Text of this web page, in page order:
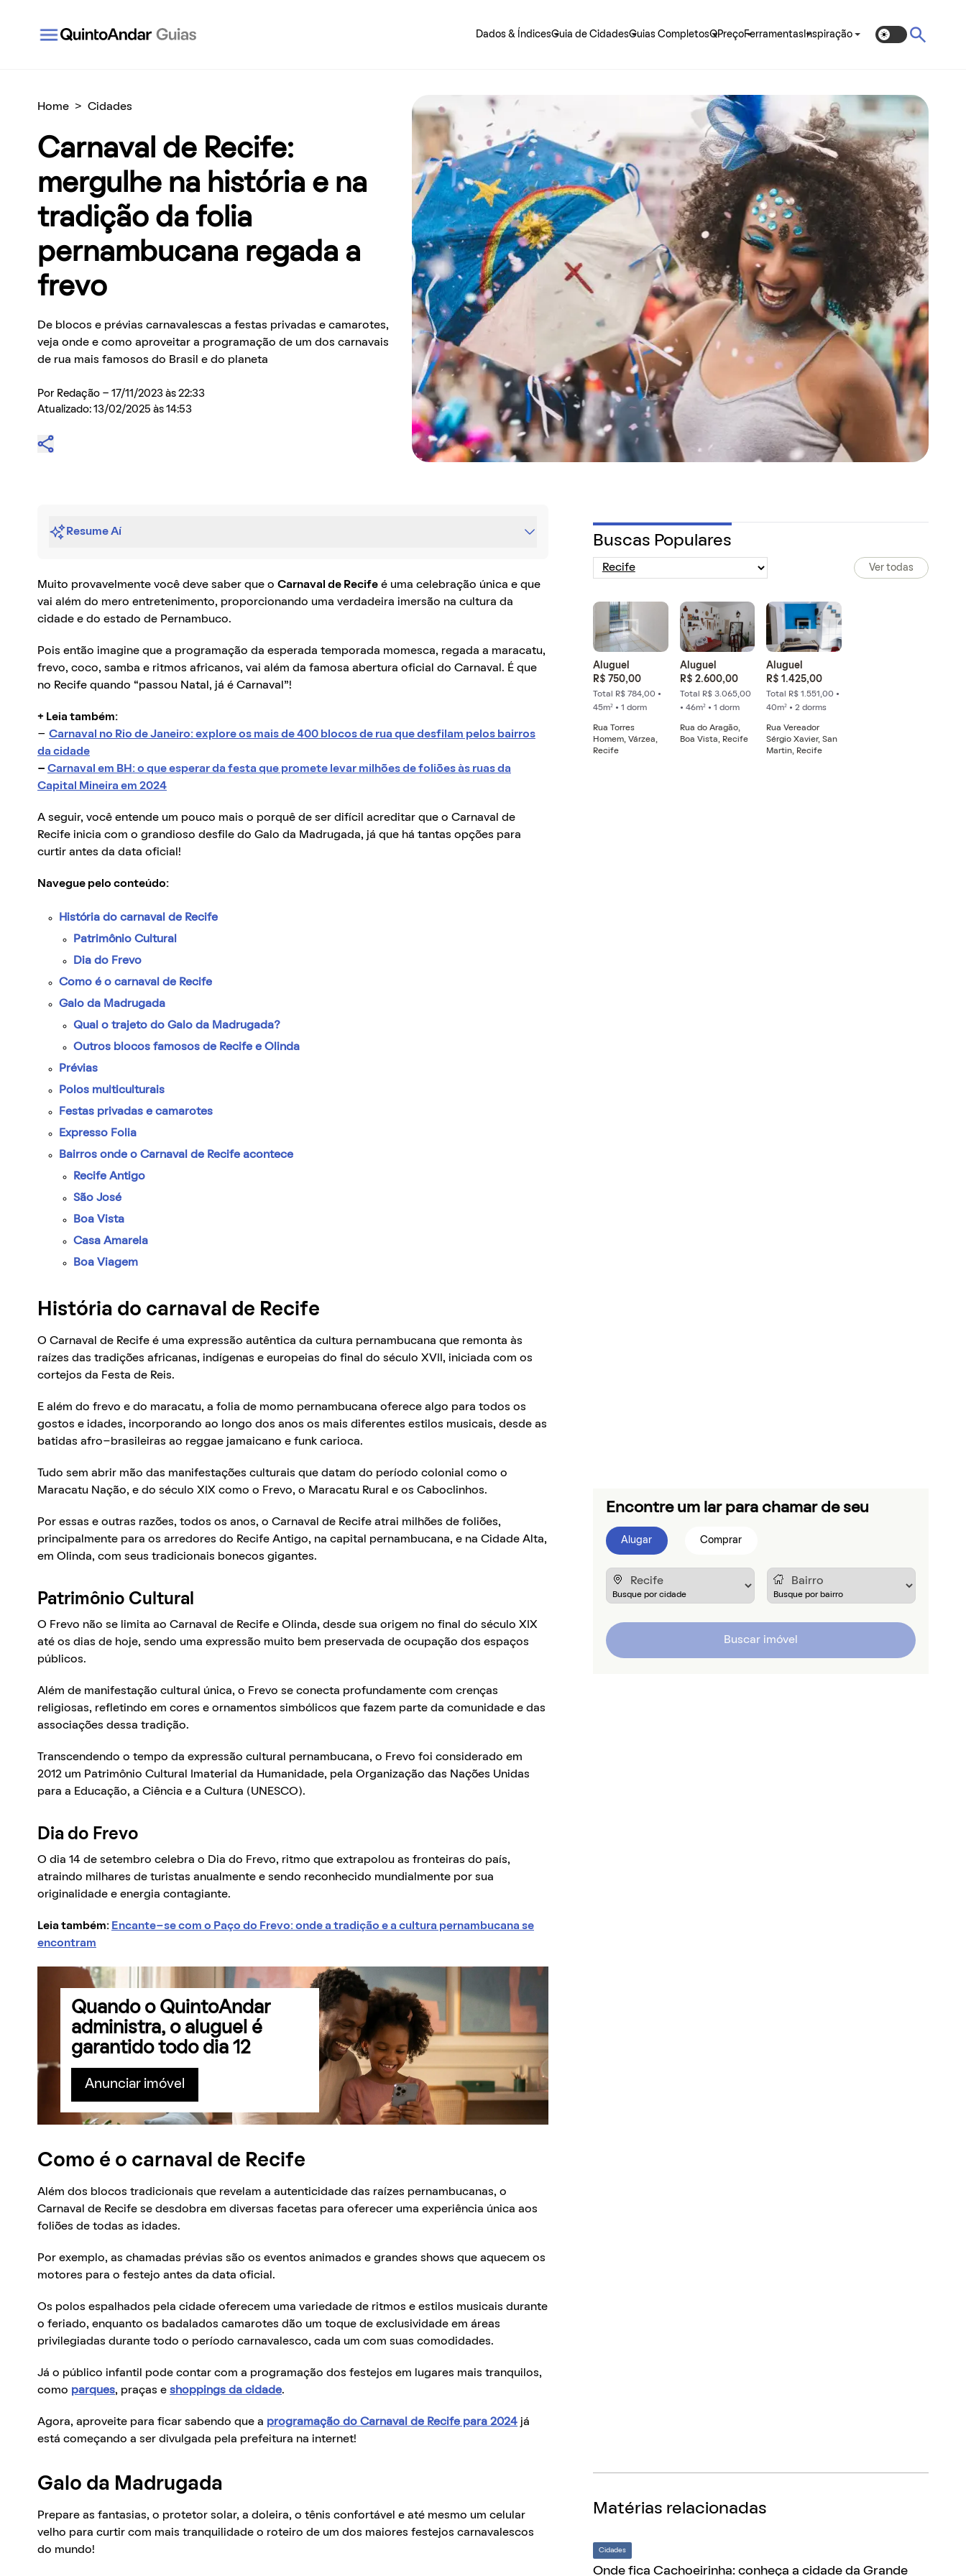
Dados & ÍndicesGuia de CidadesGuias CompletosQPreçoFerramentas Inspiração
Home > Cidades
Carnaval de Recife:
mergulhe na história e na
tradição da folia
pernambucana regada a
frevo
De blocos e prévias carnavalescas a festas privadas e camarotes,
veja onde e como aproveitar a programação de um dos carnavais
de rua mais famosos do Brasil e do planeta
Por Redação - 17/11/2023 às 22:33
Atualizado: 13/02/2025 às 14:53
Resume Aí
Muito provavelmente você deve saber que o Carnaval de Recife é uma celebração única e que
vai além do mero entretenimento, proporcionando uma verdadeira imersão na cultura da
cidade e do estado de Pernambuco.
Pois então imagine que a programação da esperada temporada momesca, regada a maracatu,
frevo, coco, samba e ritmos africanos, vai além da famosa abertura oficial do Carnaval. É que
no Recife quando “passou Natal, já é Carnaval”!
+ Leia também:
– Carnaval no Rio de Janeiro: explore os mais de 400 blocos de rua que desfilam pelos bairros
da cidade
– Carnaval em BH: o que esperar da festa que promete levar milhões de foliões às ruas da
Capital Mineira em 2024
A seguir, você entende um pouco mais o porquê de ser difícil acreditar que o Carnaval de
Recife inicia com o grandioso desfile do Galo da Madrugada, já que há tantas opções para
curtir antes da data oficial!
Navegue pelo conteúdo:
História do carnaval de Recife
Patrimônio Cultural
Dia do Frevo
Como é o carnaval de Recife
Galo da Madrugada
Qual o trajeto do Galo da Madrugada?
Outros blocos famosos de Recife e Olinda
Prévias
Polos multiculturais
Festas privadas e camarotes
Expresso Folia
Bairros onde o Carnaval de Recife acontece
Recife Antigo
São José
Boa Vista
Casa Amarela
Boa Viagem
História do carnaval de Recife
O Carnaval de Recife é uma expressão autêntica da cultura pernambucana que remonta às
raízes das tradições africanas, indígenas e europeias do final do século XVII, iniciada com os
cortejos da Festa de Reis.
E além do frevo e do maracatu, a folia de momo pernambucana oferece algo para todos os
gostos e idades, incorporando ao longo dos anos os mais diferentes estilos musicais, desde as
batidas afro-brasileiras ao reggae jamaicano e funk carioca.
Tudo sem abrir mão das manifestações culturais que datam do período colonial como o
Maracatu Nação, e do século XIX como o Frevo, o Maracatu Rural e os Caboclinhos.
Por essas e outras razões, todos os anos, o Carnaval de Recife atrai milhões de foliões,
principalmente para os arredores do Recife Antigo, na capital pernambucana, e na Cidade Alta,
em Olinda, com seus tradicionais bonecos gigantes.
Patrimônio Cultural
O Frevo não se limita ao Carnaval de Recife e Olinda, desde sua origem no final do século XIX
até os dias de hoje, sendo uma expressão muito bem preservada de ocupação dos espaços
públicos.
Além de manifestação cultural única, o Frevo se conecta profundamente com crenças
religiosas, refletindo em cores e ornamentos simbólicos que fazem parte da comunidade e das
associações dessa tradição.
Transcendendo o tempo da expressão cultural pernambucana, o Frevo foi considerado em
2012 um Patrimônio Cultural Imaterial da Humanidade, pela Organização das Nações Unidas
para a Educação, a Ciência e a Cultura (UNESCO).
Dia do Frevo
O dia 14 de setembro celebra o Dia do Frevo, ritmo que extrapolou as fronteiras do país,
atraindo milhares de turistas anualmente e sendo reconhecido mundialmente por sua
originalidade e energia contagiante.
Leia também: Encante-se com o Paço do Frevo: onde a tradição e a cultura pernambucana se
encontram
Quando o QuintoAndar
administra, o aluguel é
garantido todo dia 12
Anunciar imóvel
Como é o carnaval de Recife
Além dos blocos tradicionais que revelam a autenticidade das raízes pernambucanas, o
Carnaval de Recife se desdobra em diversas facetas para oferecer uma experiência única aos
foliões de todas as idades.
Por exemplo, as chamadas prévias são os eventos animados e grandes shows que aquecem os
motores para o festejo antes da data oficial.
Os polos espalhados pela cidade oferecem uma variedade de ritmos e estilos musicais durante
o feriado, enquanto os badalados camarotes dão um toque de exclusividade em áreas
privilegiadas durante todo o período carnavalesco, cada um com suas comodidades.
Já o público infantil pode contar com a programação dos festejos em lugares mais tranquilos,
como parques, praças e shoppings da cidade.
Agora, aproveite para ficar sabendo que a programação do Carnaval de Recife para 2024 já
está começando a ser divulgada pela prefeitura na internet!
Galo da Madrugada
Prepare as fantasias, o protetor solar, a doleira, o tênis confortável e até mesmo um celular
velho para curtir com mais tranquilidade o roteiro de um dos maiores festejos carnavalescos
do mundo!
Encontre um lar para chamar de seu
Alugar Comprar
Buscar imóvel
Matérias relacionadas
Cidades
Onde fica Cachoeirinha: conheça a cidade da Grande
Buscas Populares
Ver todas
Aluguel
R$ 750,00
Total R$ 784,00 •
45m² • 1 dorm
Rua Torres
Homem, Várzea,
Recife
Aluguel
R$ 2.600,00
Total R$ 3.065,00
• 46m² • 1 dorm
Rua do Aragão,
Boa Vista, Recife
Aluguel
R$ 1.425,00
Total R$ 1.551,00 •
40m² • 2 dorms
Rua Vereador
Sérgio Xavier, San
Martin, Recife